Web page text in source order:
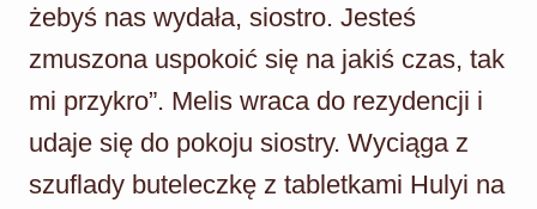
żebyś nas wydała, siostro. Jesteś
zmuszona uspokoić się na jakiś czas, tak
mi przykro”. Melis wraca do rezydencji i
udaje się do pokoju siostry. Wyciąga z
szuflady buteleczkę z tabletkami Hulyi na